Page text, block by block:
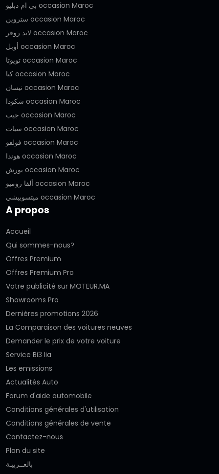
بي ام دبليو occasion Maroc
ستروين occasion Maroc
لاند روفر occasion Maroc
أوبل occasion Maroc
تويوتا occasion Maroc
كيا occasion Maroc
نيسان occasion Maroc
شكودا occasion Maroc
جيب occasion Maroc
سيات occasion Maroc
فولفو occasion Maroc
هوندا occasion Maroc
بورش occasion Maroc
ألفا روميو occasion Maroc
ميتسوبيشي occasion Maroc
A propos
Accueil
Qui sommes-nous?
Offres Premium
Offres Premium Pro
Votre publicité sur MOTEUR.MA
Showrooms Pro
Dernières promotions 2026
La Comparaison des voitures neuves
Demander le prix de votre voiture
Service Bi3 lia
Les emissions
Actualités Auto
Forum d'aide automobile
Conditions générales d'utilisation
Conditions générales de vente
Contactez-nous
Plan du site
بالعــربيـة